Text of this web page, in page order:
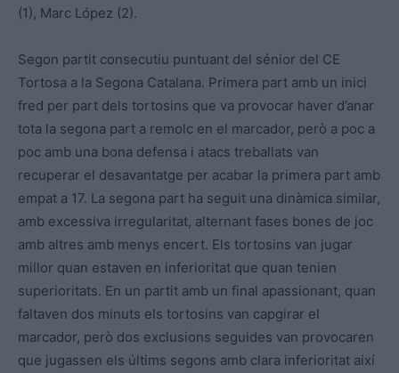
(1), Marc López (2).
Segon partit consecutiu puntuant del sénior del CE
Tortosa a la Segona Catalana. Primera part amb un inici
fred per part dels tortosins que va provocar haver d’anar
tota la segona part a remolc en el marcador, però a poc a
poc amb una bona defensa i atacs treballats van
recuperar el desavantatge per acabar la primera part amb
empat a 17. La segona part ha seguit una dinàmica similar,
amb excessiva irregularitat, alternant fases bones de joc
amb altres amb menys encert. Els tortosins van jugar
millor quan estaven en inferioritat que quan tenien
superioritats. En un partit amb un final apassionant, quan
faltaven dos minuts els tortosins van capgirar el
marcador, però dos exclusions seguides van provocaren
que jugassen els últims segons amb clara inferioritat així